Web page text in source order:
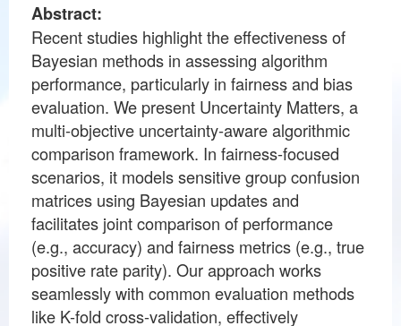
Abstract:
Recent studies highlight the effectiveness of
Bayesian methods in assessing algorithm
performance, particularly in fairness and bias
evaluation. We present Uncertainty Matters, a
multi-objective uncertainty-aware algorithmic
comparison framework. In fairness-focused
scenarios, it models sensitive group confusion
matrices using Bayesian updates and
facilitates joint comparison of performance
(e.g., accuracy) and fairness metrics (e.g., true
positive rate parity). Our approach works
seamlessly with common evaluation methods
like K-fold cross-validation, effectively